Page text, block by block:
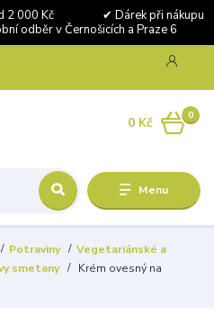
2 000 Kč ✔ Dárek při nákupu
v Černošicích a Praze 6
Menu
0
0 Kč
Potraviny
Vegetariánské a
smetany
Krém ovesný na